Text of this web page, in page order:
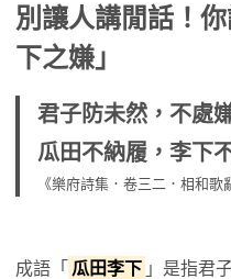
別讓人講閒話！
下之嫌」
君子防未然，不處
瓜田不納履，李下
《樂府詩集．卷三二．相和歌
成語「 瓜田李下 」是指君